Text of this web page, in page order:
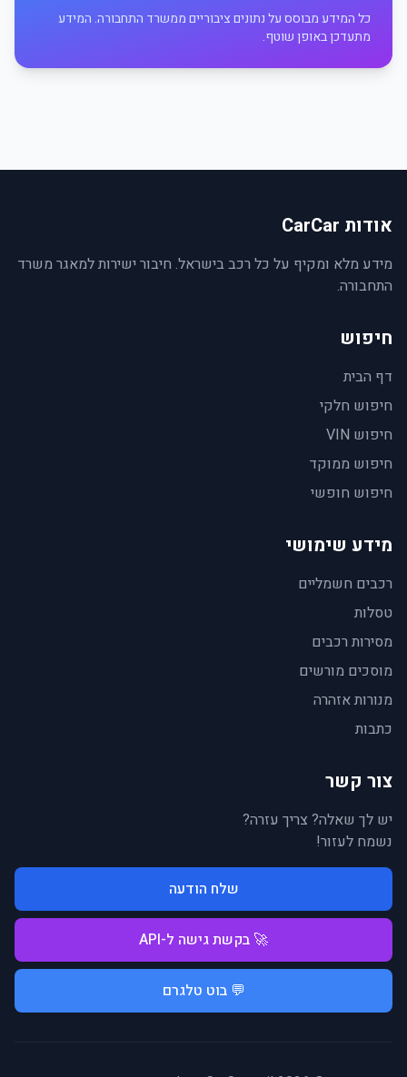
כל המידע מבוסס על נתונים ציבוריים ממשרד התחבורה. המידע
מתעדכן באופן שוטף.
אודות CarCar
מידע מלא ומקיף על כל רכב בישראל. חיבור ישירות למאגר משרד
התחבורה.
חיפוש
דף הבית
חיפוש חלקי
חיפוש VIN
חיפוש ממוקד
חיפוש חופשי
מידע שימושי
רכבים חשמליים
טסלות
מסירות רכבים
מוסכים מורשים
מנורות אזהרה
כתבות
צור קשר
יש לך שאלה? צריך עזרה?
נשמח לעזור!
שלח הודעה
🚀 בקשת גישה ל-API
💬 בוט טלגרם